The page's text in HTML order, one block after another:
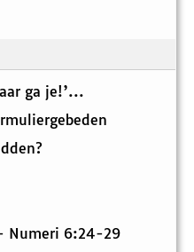
ga je!’...
Numeri 6:24-29